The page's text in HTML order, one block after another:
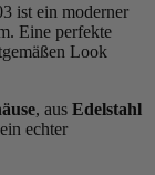
ist ein moderner
Eine perfekte
Look
, aus Edelstahl
echter